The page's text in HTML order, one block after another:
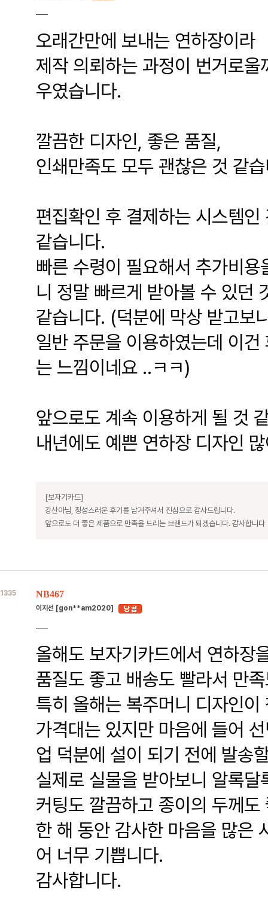
오래간만에 보내는 연하장이라
제작 의뢰하는 과정이 번거로울
우였습니다.
깔끔한 디자인, 좋은 품질,
인쇄만족도 모두 괜찮은 것 같
편집확인 후 결제하는 시스템
같습니다.
빠른 수령이 필요해서 추가비
니 정말 빠르게 받아볼 수 있던
같습니다. (덕분에 막상 받고보
일반 주문을 이용하였는데 이
는 느낌이네요 ..ㅋㅋ)
앞으로도 계속 이용하게 될 것
내년에도 예쁜 연하장 디자인
[보자기카드]
강산아님, 정성스러운 후기를 남겨주셔서 진심으로 감사드립니다.
앞으로도 더 좋은 제품으로 만족을 드리는 브랜드가 되겠습니다. 감사합니다
1335 NB467
이지선 [gon**am2020]
올해도 보자기카드에서 연하장
품질도 좋고 배송도 빨라서 만
특히 올해는 복주머니 디자인이
가격대는 있지만 마음에 들어
업 덕분에 설이 되기 전에 발송
실제로 실물을 받아보니 알록달
커팅도 깔끔하고 종이의 두께도
한 해 동안 감사한 마음을 많은
어 너무 기쁩니다.
감사합니다.